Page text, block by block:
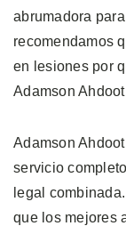
abrumadora
recomendamos
en lesiones por
Adamson
Adamson
servicio
legal
que los mejores